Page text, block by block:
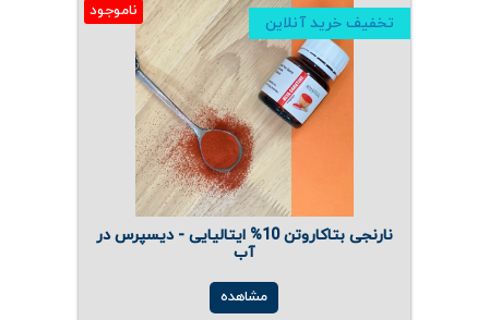
ناموجود
تخفیف خرید آنلاین
نارنجی بتاکاروتن 10% ایتالیایی - دیسپرس در
آب
مشاهده